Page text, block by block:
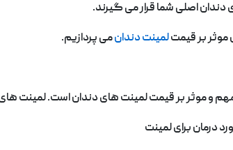
اصلی شما قرار می گیرند.
موثر بر قیمتلمینت دندانمی پردازیم.
و موثر بر قیمت لمینت های دندان است. لمینت